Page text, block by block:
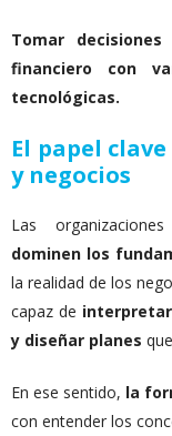
Tomar
financiero con
tecnológicas.
El papel
y negocios
Las
dominen los
la realidad de los
capaz de
y diseñar planes
En ese sentido, la
con entender los